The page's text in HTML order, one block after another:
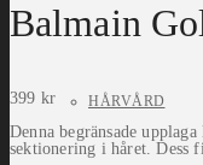
HÅRVÅRD
Balmain
399 kr
Denna begränsade
sektionering i håret. Dess